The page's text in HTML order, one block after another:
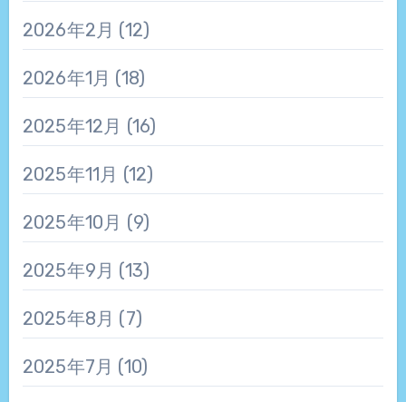
2026年2月 (12)
2026年1月 (18)
2025年12月 (16)
2025年11月 (12)
2025年10月 (9)
2025年9月 (13)
2025年8月 (7)
2025年7月 (10)